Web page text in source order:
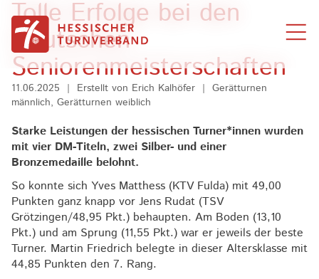
Zum Inhalt springen
Tolle Erfolge bei den
Deutschen
Seniorenmeisterschaften
11.06.2025 | Erstellt von Erich Kalhöfer | Gerätturnen
männlich, Gerätturnen weiblich
Starke Leistungen der hessischen Turner*innen wurden
mit vier DM-Titeln, zwei Silber- und einer
Bronzemedaille belohnt.
So konnte sich Yves Matthess (KTV Fulda) mit 49,00
Punkten ganz knapp vor Jens Rudat (TSV
Grötzingen/48,95 Pkt.) behaupten. Am Boden (13,10
Pkt.) und am Sprung (11,55 Pkt.) war er jeweils der beste
Turner. Martin Friedrich belegte in dieser Altersklasse mit
44,85 Punkten den 7. Rang.